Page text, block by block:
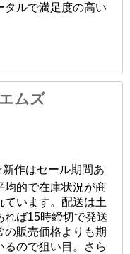
タルで満足度の高い
ムズ
新作はセール期間あ
均的で在庫状況が商
います。配送は土
れば15時締切で発送
の販売価格よりも期
るので狙い目。さら